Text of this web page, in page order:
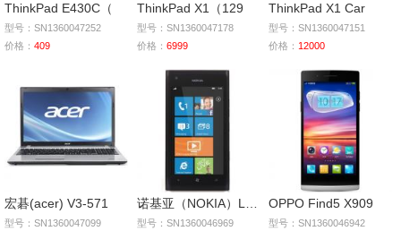
ThinkPad E430C（
型号：SN1360047252
价格： 409
ThinkPad X1（129
型号：SN1360047178
价格： 6999
ThinkPad X1 Car
型号：SN1360047151
价格： 12000
宏碁(acer) V3-571
型号：SN1360047099
型号：SN1360046969
OPPO Find5 X909
型号：SN1360046942